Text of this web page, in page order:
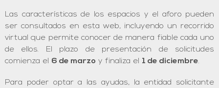
Las características de los espacios y el aforo pueden
ser consultados en esta web, incluyendo un recorrido
virtual que permite conocer de manera fiable cada uno
de ellos. El plazo de presentación de solicitudes
comienza el 6 de marzo y finaliza el 1 de diciembre.
Para poder optar a las ayudas, la entidad solicitante